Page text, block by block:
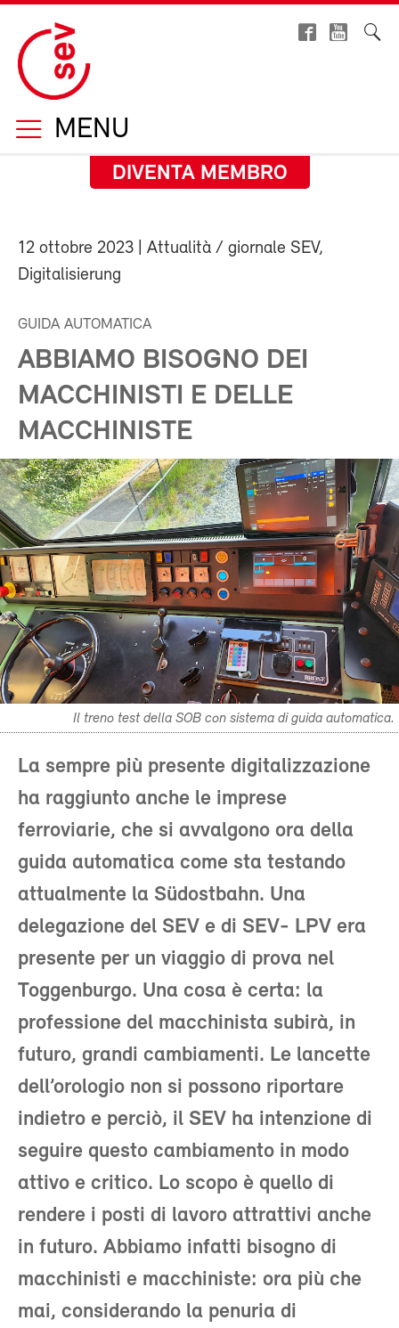
MENU
DIVENTA MEMBRO
12 ottobre 2023 | Attualità / giornale SEV,
Digitalisierung
GUIDA AUTOMATICA
ABBIAMO BISOGNO DEI
MACCHINISTI E DELLE
MACCHINISTE
Il treno test della SOB con sistema di guida automatica.
La sempre più presente digitalizzazione
ha raggiunto anche le imprese
ferroviarie, che si avvalgono ora della
guida automatica come sta testando
attualmente la Südostbahn. Una
delegazione del SEV e di SEV- LPV era
presente per un viaggio di prova nel
Toggenburgo. Una cosa è certa: la
professione del macchinista subirà, in
futuro, grandi cambiamenti. Le lancette
dell’orologio non si possono riportare
indietro e perciò, il SEV ha intenzione di
seguire questo cambiamento in modo
attivo e critico. Lo scopo è quello di
rendere i posti di lavoro attrattivi anche
in futuro. Abbiamo infatti bisogno di
macchinisti e macchiniste: ora più che
mai, considerando la penuria di